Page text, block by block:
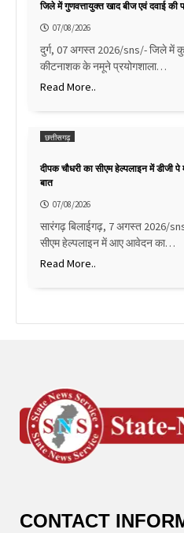
जिले में गुणवत्तायुक्त खाद बीज एवं दवाई की
07/08/2026
दुर्ग, 07 अगस्त 2026/sns/- जिले में
कीटनाशक के नमूने प्रयोगशाला…
Read More..
छत्तीसगढ़
दीपक चौधरी का सीएम हेल्पलाइन में डीजी
बात
07/08/2026
सारंगढ़ बिलाईगढ़, 7 अगस्त 2026/
सीएम हेल्पलाइन में आए आवेदन का…
Read More..
CONTACT